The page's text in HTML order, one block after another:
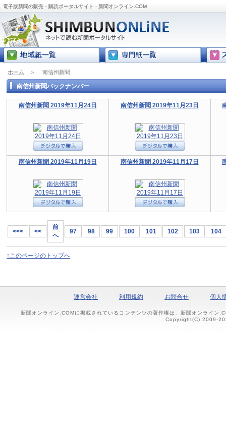
電子版新聞の販売・購読ポータルサイト - 新聞オンライン.COM
ホーム ＞ 南信州新聞
南信州新聞バックナンバー
南信州新聞 2019年11月24日 南信州新聞 2019年11月23日
南信州新聞 2019年11月19日 南信州新聞 2019年11月17日
<<< <<
前
へ
97 98 99 100 101 102 103 104
↑このページのトップへ
運営会社 利用規約 お問合せ 個人
新聞オンライン.COMに掲載されているコンテンツの著作権は、新聞オンライン
Copyright(C) 2009-